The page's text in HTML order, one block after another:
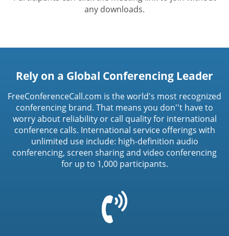
any downloads.
Rely on a Global Conferencing Leader
FreeConferenceCall.com is the world's most recognized
conferencing brand. That means you don''t have to
worry about reliability or call quality for international
conference calls. International service offerings with
unlimited use include: high-definition audio
conferencing, screen sharing and video conferencing
for up to 1,000 participants.
t('common.phone_icon')